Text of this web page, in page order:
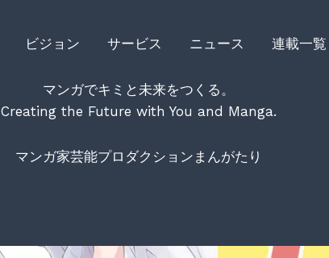
ビジョン サービス ニュース 連載一覧
マンガでキミと未来をつくる。
Creating the Future with You and Manga.
マンガ家芸能プロダクション まんがたり